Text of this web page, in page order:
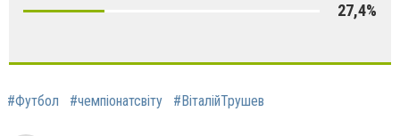
27,4%
#Футбол #чемпіонатсвіту #ВіталійТрушев